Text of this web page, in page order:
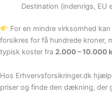
Destination (indenrigs, EU
For en mindre virksomhed
forsikres for få hundrede kroner,
typisk koster fra 2.000 – 10.000
Hos Erhvervsforsikringer.dk
priser og finde den dækning, der